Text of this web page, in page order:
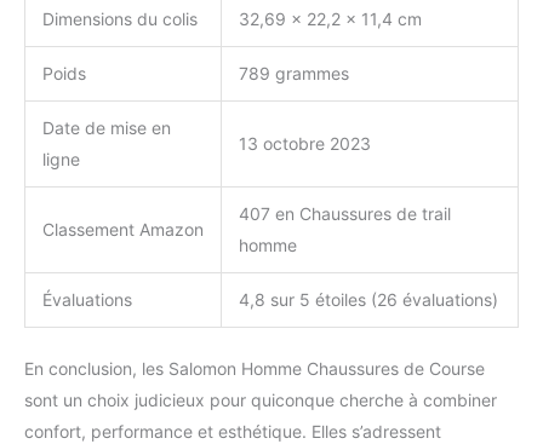
Dimensions du colis 32,69 x 22,2 x 11,4 cm
Poids 789 grammes
Date de mise en
ligne
13 octobre 2023
Classement Amazon
407 en Chaussures de trail
homme
Évaluations 4,8 sur 5 étoiles (26 évaluations)
En conclusion, les Salomon Homme Chaussures de Course
sont un choix judicieux pour quiconque cherche à combiner
confort, performance et esthétique. Elles s’adressent